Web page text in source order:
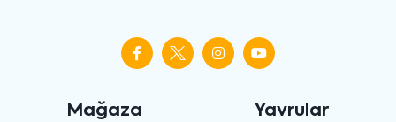
Mağaza Yavrular